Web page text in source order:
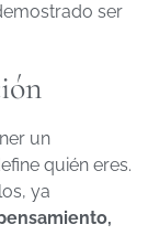
ser
un
quién eres.
ya